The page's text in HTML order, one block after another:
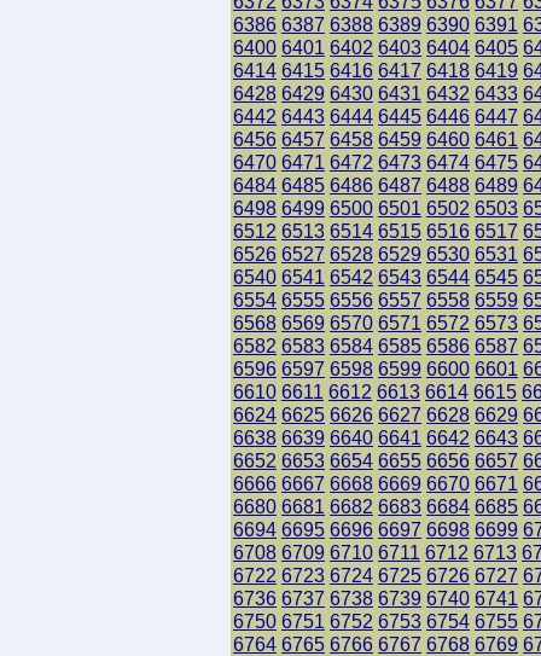
6386 6387 6388 6389 6390 6391
6400 6401 6402 6403 6404 6405
6414 6415 6416 6417 6418 6419
6428 6429 6430 6431 6432 6433
6442 6443 6444 6445 6446 6447
6456 6457 6458 6459 6460 6461
6470 6471 6472 6473 6474 6475
6484 6485 6486 6487 6488 6489
6498 6499 6500 6501 6502 6503
6512 6513 6514 6515 6516 6517
6526 6527 6528 6529 6530 6531
6540 6541 6542 6543 6544 6545
6554 6555 6556 6557 6558 6559
6568 6569 6570 6571 6572 6573
6582 6583 6584 6585 6586 6587
6596 6597 6598 6599 6600 6601
6610 6611 6612 6613 6614 6615
6624 6625 6626 6627 6628 6629
6638 6639 6640 6641 6642 6643
6652 6653 6654 6655 6656 6657
6666 6667 6668 6669 6670 6671
6680 6681 6682 6683 6684 6685
6694 6695 6696 6697 6698 6699
6708 6709 6710 6711 6712 6713
6722 6723 6724 6725 6726 6727
6736 6737 6738 6739 6740 6741
6750 6751 6752 6753 6754 6755
6764 6765 6766 6767 6768 6769